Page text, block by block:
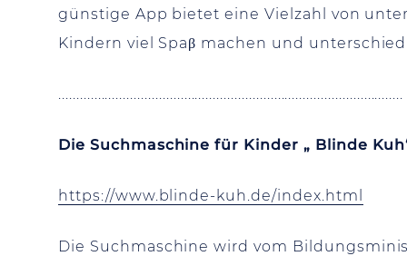
günstige App bietet eine Vielzahl von
Kindern viel Spaβ machen und
................................................................................................
Die Suchmaschine für Kinder „ Blinde
https://www.blinde-kuh.de/index.html
Die Suchmaschine wird vom